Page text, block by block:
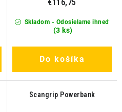
Skladom - Odosielame ihneď
(3 ks)
€116,75
Do košíka
Scangrip Powerbank